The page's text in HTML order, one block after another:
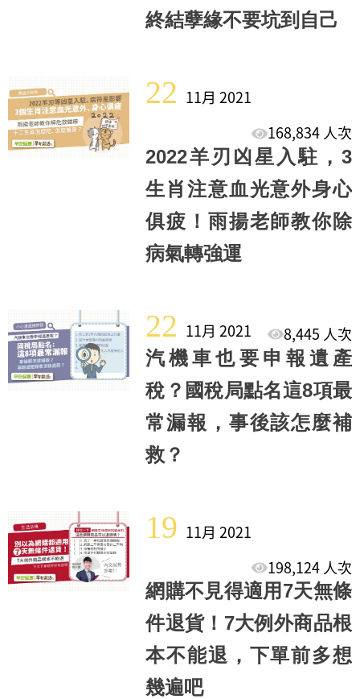
終結孽緣不要坑到自己
22 11月 2021
168,834 人次
2022羊刃凶星入駐，3
生肖注意血光意外身心
俱疲！雨揚老師教你除
病氣轉強運
22 11月 2021
8,445 人次
汽機車也要申報遺產
稅？國稅局點名這8項最
常漏報，事後該怎麼補
救？
19 11月 2021
198,124 人次
網購不見得適用7天無條
件退貨！7大例外商品根
本不能退，下單前多想
幾遍吧